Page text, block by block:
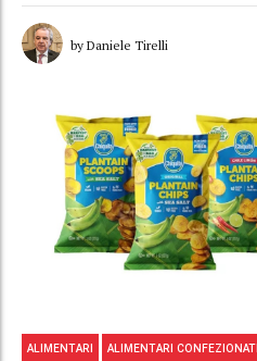
by Daniele Tirelli
ALIMENTARI ALIMENTARI CONFEZIONATI